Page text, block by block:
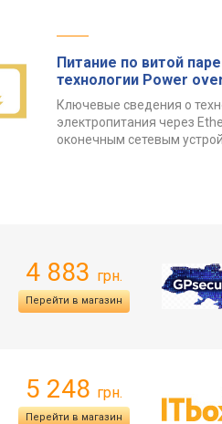
Питание по витой
технологии Power
Ключевые сведения о
электропитания через
оконечным сетевым
4 883 грн.
Перейти в магазин
5 248 грн.
Перейти в магазин